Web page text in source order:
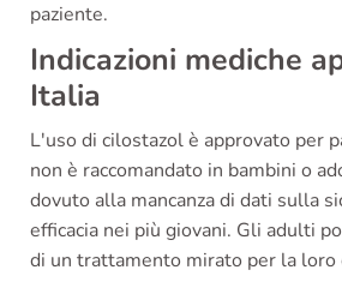
paziente.
Indicazioni mediche
Italia
L'uso di cilostazol è approvato per
non è raccomandato in bambini o
dovuto alla mancanza di dati sulla
efficacia nei più giovani. Gli adulti
di un trattamento mirato per la loro